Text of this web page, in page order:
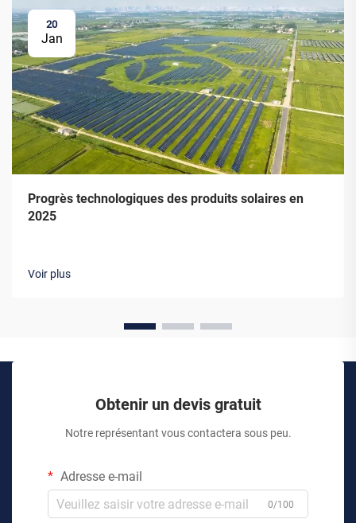
20
Jan
Progrès technologiques des produits solaires en
2025
Voir plus
Obtenir un devis gratuit
Notre représentant vous contactera sous peu.
Adresse e-mail
0/100